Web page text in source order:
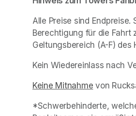
Alle Preise sind
Berechtigung für die Fahrt
Geltungsbereich (A-F) des
Kein Wiedereinlass nach
Keine Mitnahme (opens in
von
*Schwerbehinderte,